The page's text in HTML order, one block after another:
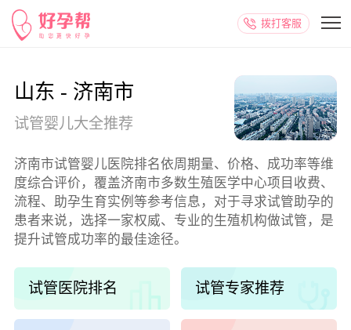
拨打客服
山东 - 济南市
试管婴儿大全推荐
济南市试管婴儿医院排名依周期量、价格、成功率等维
度综合评价，覆盖济南市多数生殖医学中心项目收费、
流程、助孕生育实例等参考信息，对于寻求试管助孕的
患者来说，选择一家权威、专业的生殖机构做试管，是
提升试管成功率的最佳途径。
试管医院排名 试管专家推荐